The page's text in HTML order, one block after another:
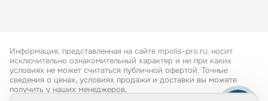
Информация, представленная на сайте mpolis-pro.ru, носит
исключительно ознакомительный характер и ни при каких
условиях не может считаться публичной офертой. Точные
сведения о ценах, условиях продажи и доставки вы можете
получить у наших менеджеров.